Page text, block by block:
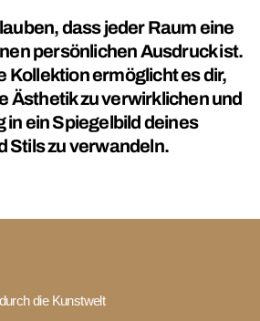
dass jeder Raum eine
persönlichen Ausdruck ist.
Kollektion ermöglicht es dir,
Ästhetik zu verwirklichen und
in ein Spiegelbild deines
Stils zu verwandeln.
die Kunstwelt